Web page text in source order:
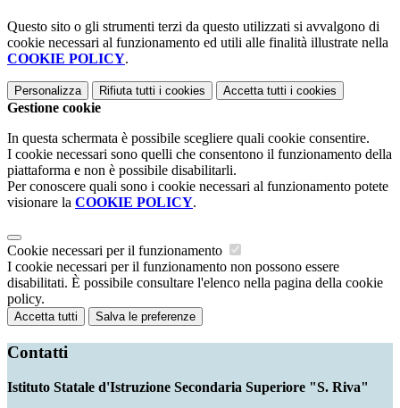
Questo sito o gli strumenti terzi da questo utilizzati si avvalgono di
cookie necessari al funzionamento ed utili alle finalità illustrate nella
COOKIE POLICY.
Personalizza Rifiuta tutti i cookies Accetta tutti i cookies
Gestione cookie
In questa schermata è possibile scegliere quali cookie consentire.
I cookie necessari sono quelli che consentono il funzionamento della
piattaforma e non è possibile disabilitarli.
Per conoscere quali sono i cookie necessari al funzionamento potete
visionare la COOKIE POLICY.
Cookie necessari per il funzionamento
I cookie necessari per il funzionamento non possono essere
disabilitati. È possibile consultare l'elenco nella pagina della cookie
policy.
Accetta tutti Salva le preferenze
Contatti
Istituto Statale d'Istruzione Secondaria Superiore "S. Riva"